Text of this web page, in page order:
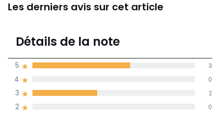
Les derniers avis sur cet article
4,2
moyenne des avis
dans toutes les
Détails de la note
2 0
3 2
4 0
5 3